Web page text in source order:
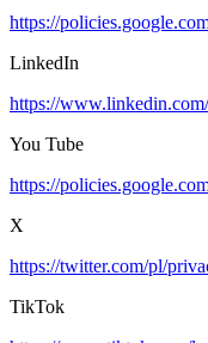
https://
LinkedIn
https://
You Tube
https://
X
https://twitter.com/pl/
TikTok